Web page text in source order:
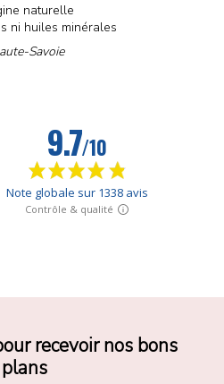
naturelle
ni huiles minérales
Savoie
recevoir nos bons
plans